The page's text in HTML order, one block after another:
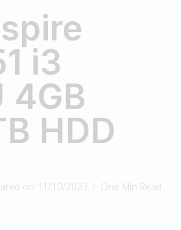
i3
4GB
HDD
on 11/10/2023
One Min Read